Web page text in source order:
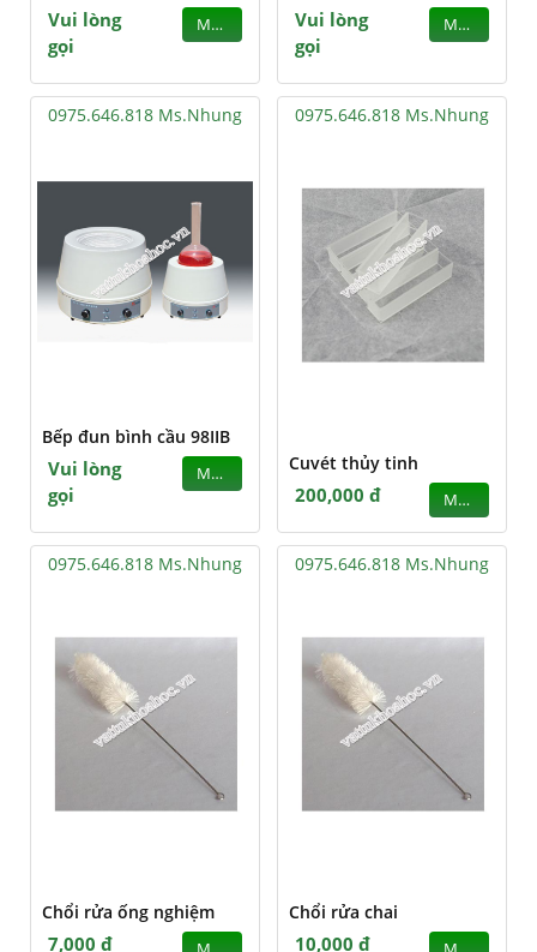
Vui lòng
gọi
MUA
Vui lòng
gọi
MUA
0975.646.818 Ms.Nhung
Bếp đun bình cầu 98IIB
Vui lòng
gọi
MUA
0975.646.818 Ms.Nhung
Cuvét thủy tinh
200,000 đ MUA
0975.646.818 Ms.Nhung
Chổi rửa ống nghiệm
7,000 đ
0975.646.818 Ms.Nhung
Chổi rửa chai
10,000 đ